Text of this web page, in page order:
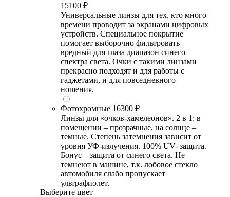
15100 ₽
Универсальные линзы для тех, кто много
времени проводит за экранами цифровых
устройств. Специальное покрытие
помогает выборочно фильтровать
вредный для глаза диапазон синего
спектра света. Очки с такими линзами
прекрасно подходят и для работы с
гаджетами, и для повседневного
ношения.
Фотохромные 16300 ₽
Линзы для «очков-хамелеонов». 2 в 1: в
помещении – прозрачные, на солнце –
темные. Степень затемнения зависит от
уровня УФ-излучения. 100% UV- защита.
Бонус – защита от синего света. Не
темнеют в машине, т.к. лобовое стекло
автомобиля слабо пропускает
ультрафиолет.
Выберите цвет